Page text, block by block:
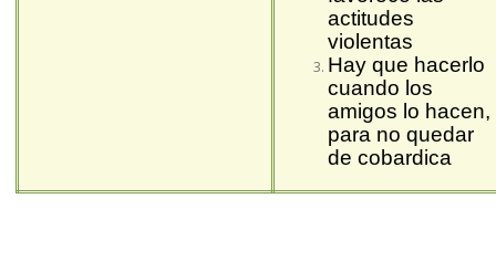
actitudes
violentas
Hay que hacerlo
cuando los
amigos lo hacen,
para no quedar
de cobardica